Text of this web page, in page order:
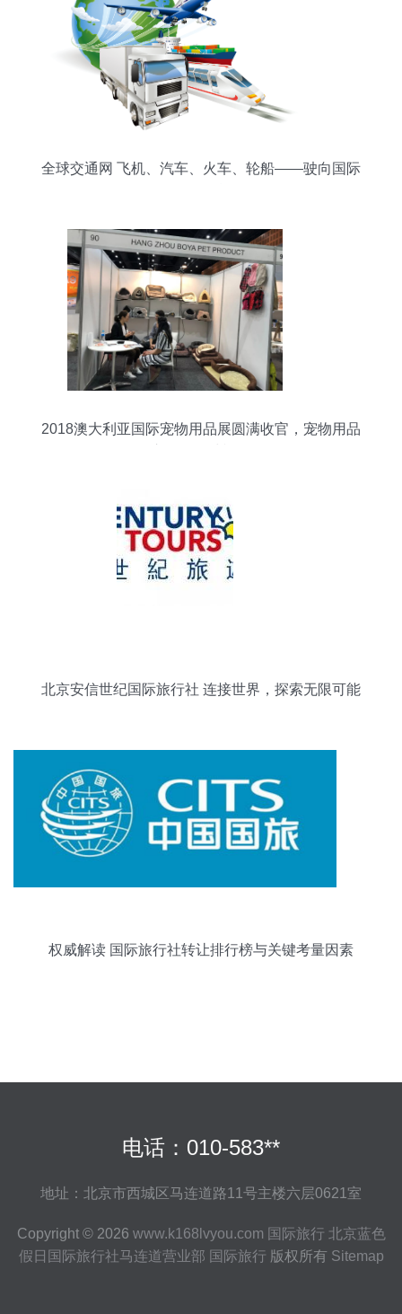
全球交通网 飞机、汽车、火车、轮船——驶向国际
2018澳大利亚国际宠物用品展圆满收官，宠物用品
北京安信世纪国际旅行社 连接世界，探索无限可能
权威解读 国际旅行社转让排行榜与关键考量因素
电话：010-583**
地址：北京市西城区马连道路11号主楼六层0621室
Copyright © 2026 www.k168lvyou.com 国际旅行 北京蓝色
假日国际旅行社马连道营业部 国际旅行 版权所有 Sitemap